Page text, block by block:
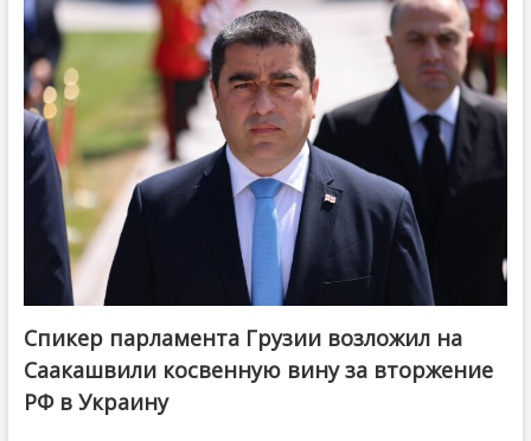
Спикер парламента Грузии возложил на
Саакашвили косвенную вину за вторжение
РФ в Украину